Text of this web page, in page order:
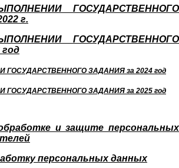
ГОСУДАРСТВЕННОГО
г.
ГОСУДАРСТВЕННОГО
ГОСУДАРСТВЕННОГО ЗАДАНИЯ за 2024 год
ГОСУДАРСТВЕННОГО ЗАДАНИЯ за 2025 год
и защите персональных
персональных данных